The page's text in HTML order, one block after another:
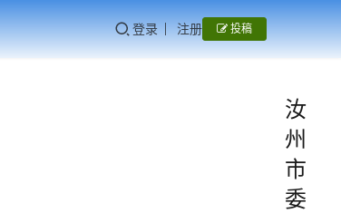
登录 注册 投稿
汝
州
市
委